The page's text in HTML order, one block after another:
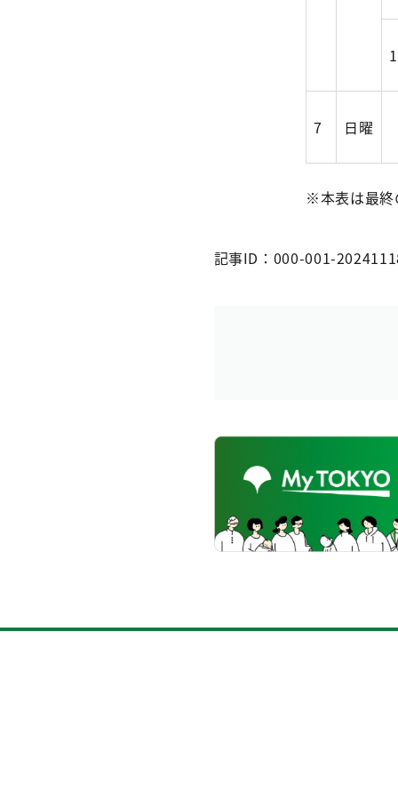
7 日曜
※本表は最終
記事ID：000-001-